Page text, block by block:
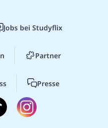
Jobs bei Studyflix
Partner
Presse